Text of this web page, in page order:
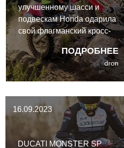
ПОДРОБНЕЕ
улучшенному шасси и
подвескам Honda одарила
свой флагманский кросс-
кантри CRF450RX 2023
года доработками
двигателя.
dron
16.09.2023
DUCATI MONSTER SP